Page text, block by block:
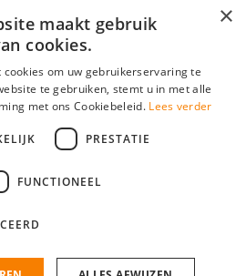
zo gevonden!
×
maakt gebruik
cookies.
om uw gebruikerservaring te
te gebruiken, stemt u in met alle
met ons Cookiebeleid. Lees verder
PRESTATIE
FUNCTIONEEL